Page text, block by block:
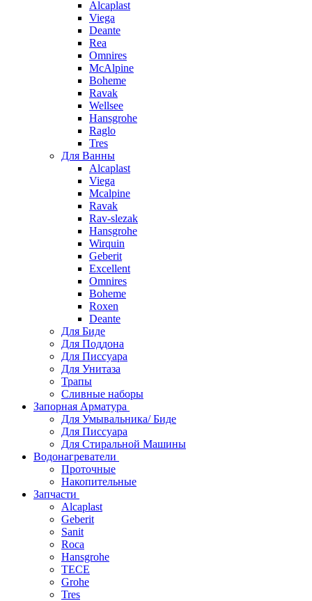
Alcaplast
Viega
Deante
Rea
Omnires
McAlpine
Boheme
Ravak
Wellsee
Hansgrohe
Raglo
Tres
Для Ванны
Alcaplast
Viega
Mcalpine
Ravak
Rav-slezak
Hansgrohe
Wirquin
Geberit
Excellent
Omnires
Boheme
Roxen
Deante
Для Биде
Для Поддона
Для Писсуара
Для Унитаза
Трапы
Сливные наборы
Запорная Арматура
Для Умывальника/ Биде
Для Писсуара
Для Стиральной Машины
Водонагреватели
Проточные
Накопительные
Запчасти
Alcaplast
Geberit
Sanit
Roca
Hansgrohe
TECE
Grohe
Tres